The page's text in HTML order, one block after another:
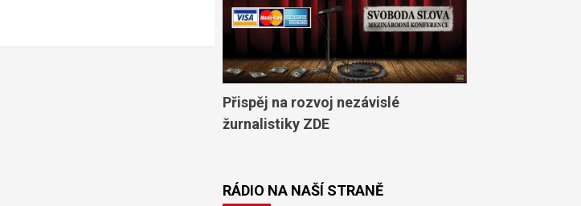
Přispěj na rozvoj nezávislé
žurnalistiky ZDE
RÁDIO NA NAŠÍ STRANĚ